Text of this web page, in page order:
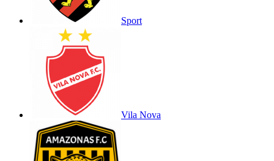
Sport
Vila Nova